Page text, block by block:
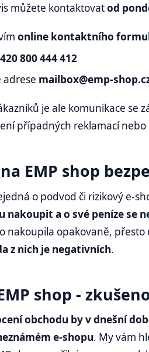
můžete kontaktovatod
online kontaktního
800 444 412
adrese mailbox@emp-
je ale komunikace se
případných reklamací
EMP shop
o podvod či rizikový e-
nakoupit a o své peníze se
nakoupila opakovaně, přesto
z nich je negativních.
shop -
obchodu by v dnešní
e-shopu. My vám